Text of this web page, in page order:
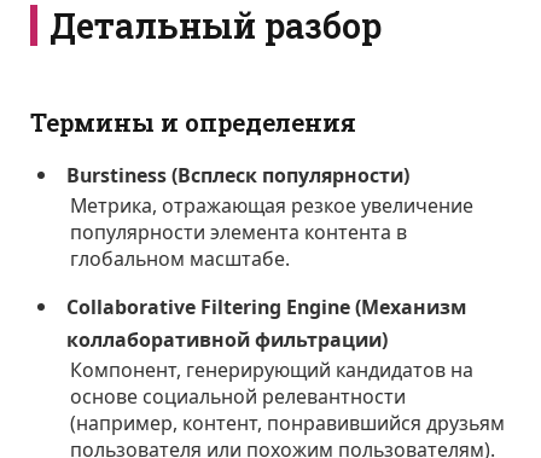
Детальный разбор
Термины и определения
Burstiness (Всплеск популярности)
Метрика, отражающая резкое увеличение
популярности элемента контента в
глобальном масштабе.
Collaborative Filtering Engine (Механизм
коллаборативной фильтрации)
Компонент, генерирующий кандидатов на
основе социальной релевантности
(например, контент, понравившийся друзьям
пользователя или похожим пользователям).